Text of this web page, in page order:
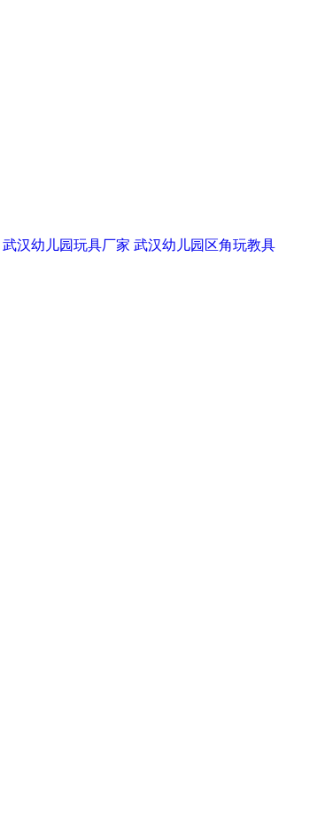
武汉幼儿园玩具厂家 武汉幼儿园区角玩教具